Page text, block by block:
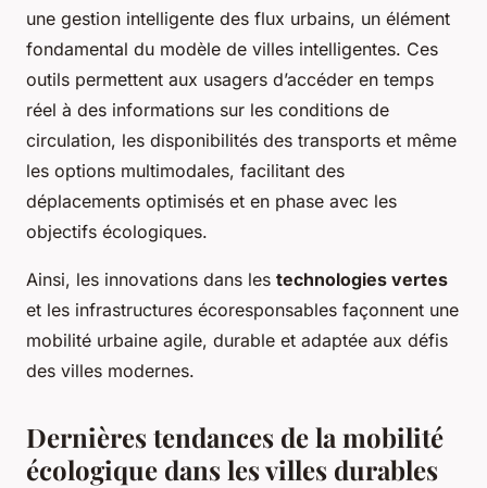
une gestion intelligente des flux urbains, un élément
fondamental du modèle de villes intelligentes. Ces
outils permettent aux usagers d’accéder en temps
réel à des informations sur les conditions de
circulation, les disponibilités des transports et même
les options multimodales, facilitant des
déplacements optimisés et en phase avec les
objectifs écologiques.
Ainsi, les innovations dans les technologies vertes
et les infrastructures écoresponsables façonnent une
mobilité urbaine agile, durable et adaptée aux défis
des villes modernes.
Dernières tendances de la mobilité
écologique dans les villes durables